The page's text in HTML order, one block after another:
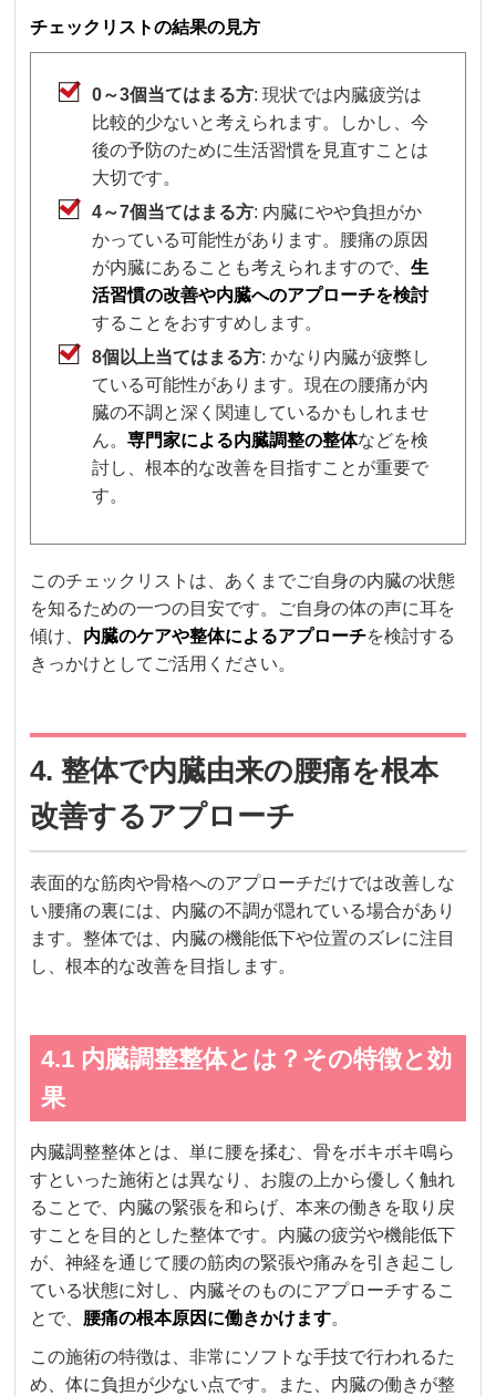
チェックリストの結果の見方
0～3個当てはまる方: 現状では内臓疲労は
比較的少ないと考えられます。しかし、今
後の予防のために生活習慣を見直すことは
大切です。
4～7個当てはまる方: 内臓にやや負担がか
かっている可能性があります。腰痛の原因
が内臓にあることも考えられますので、生
活習慣の改善や内臓へのアプローチを検討
することをおすすめします。
8個以上当てはまる方: かなり内臓が疲弊し
ている可能性があります。現在の腰痛が内
臓の不調と深く関連しているかもしれませ
ん。専門家による内臓調整の整体などを検
討し、根本的な改善を目指すことが重要で
す。
このチェックリストは、あくまでご自身の内臓の状態
を知るための一つの目安です。ご自身の体の声に耳を
傾け、 内臓のケアや整体によるアプローチを検討する
きっかけとしてご活用ください。
4. 整体で内臓由来の腰痛を根本
改善するアプローチ
表面的な筋肉や骨格へのアプローチだけでは改善しな
い腰痛の裏には、内臓の不調が隠れている場合があり
ます。整体では、内臓の機能低下や位置のズレに注目
し、根本的な改善を目指します。
4.1 内臓調整整体とは？その特徴と効
果
内臓調整整体とは、単に腰を揉む、骨をボキボキ鳴ら
すといった施術とは異なり、お腹の上から優しく触れ
ることで、内臓の緊張を和らげ、本来の働きを取り戻
すことを目的とした整体です。内臓の疲労や機能低下
が、神経を通じて腰の筋肉の緊張や痛みを引き起こし
ている状態に対し、内臓そのものにアプローチするこ
とで、 腰痛の根本原因に働きかけます。
この施術の特徴は、非常にソフトな手技で行われるた
め、体に負担が少ない点です。また、内臓の働きが整